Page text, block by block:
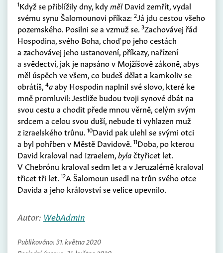
1Když se přiblížily dny, kdymělDavid zemřít, vydal
svému synu Šalomounovi příkaz: 2Já jdu cestou všeho
pozemského. Posilni se a vzmuž se. 3Zachovávej řád
Hospodina, svého Boha, choď po jeho cestách
a zachovávej jeho ustanovení, příkazy, nařízení
a svědectví, jak je napsáno v Mojžíšově zákoně, abys
měl úspěch ve všem, co budeš dělat a kamkoliv se
obrátíš, 4aaby Hospodin naplnil své slovo, které ke
mně promluvil: Jestliže budou tvoji synové dbát na
svou cestu a chodit přede mnou věrně, celým svým
srdcem a celou svou duší, nebude ti vyhlazen muž
z izraelského trůnu. 10David pak ulehl se svými otci
a byl pohřben v Městě Davidově. 11Doba, po kterou
David kraloval nad Izraelem,bylačtyřicet let.
V Chebrónu kraloval sedm let a v Jeruzalémě kraloval
třicet tři let. 12A Šalomoun usedl na trůn svého otce
Davida a jeho království se velice upevnilo.
Autor: WebAdmin
Publikováno: 31. května 2020